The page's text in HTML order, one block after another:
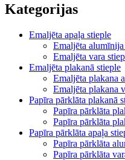
Kategorijas
Emaljēta apaļa stieple
Emaljēta
Emaljēta vara
Emaljēta plakanā stieple
Emaljēta plakana
Emaljēta plakana
Papīra pārklāta plakanā
Papīra pārklāta
Papīra pārklāta
Papīra pārklāta apaļa
Papīra pārklāta
Papīra pārklāta